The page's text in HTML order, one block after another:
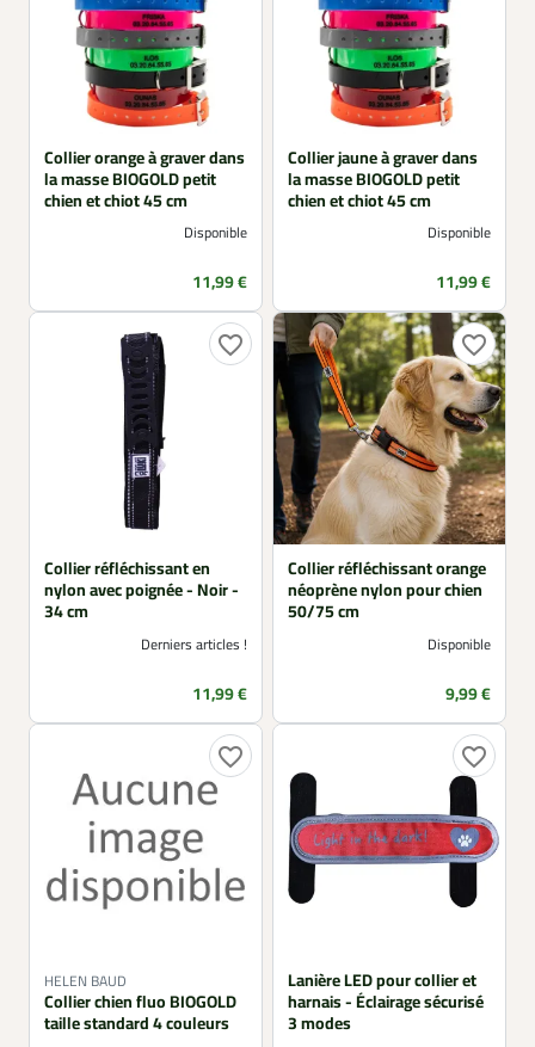
Collier orange à graver dans
la masse BIOGOLD petit
chien et chiot 45 cm
Disponible
Prix
11,99 €
Collier jaune à graver dans
la masse BIOGOLD petit
chien et chiot 45 cm
Disponible
Prix
11,99 €
favorite_border
Collier réfléchissant en
nylon avec poignée - Noir -
34 cm
Derniers articles !
Prix
11,99 €
favorite_border
Collier réfléchissant orange
néoprène nylon pour chien
50/75 cm
Disponible
Prix
9,99 €
favorite_border
HELEN BAUD
Collier chien fluo BIOGOLD
taille standard 4 couleurs
favorite_border
Lanière LED pour collier et
harnais - Éclairage sécurisé
3 modes